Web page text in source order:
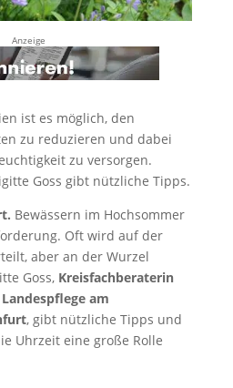
Anzeige
ist es möglich, den
zu reduzieren und dabei
zu versorgen.
Goss gibt nützliche Tipps.
Bewässern im Hochsommer
Oft wird auf der
aber an der Wurzel
Goss, Kreisfachberaterin
am
, gibt nützliche Tipps und
Uhrzeit eine große Rolle